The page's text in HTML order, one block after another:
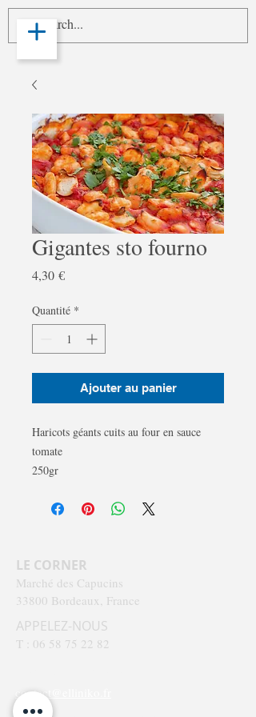
Gigantes sto fourno
4,30 €Prix
Quantité *
Ajouter au panier
Haricots géants cuits au four en sauce
tomate
250gr
LE CORNER
Marché des Capucins
33800 Bordeaux, France
APPELEZ-NOUS
T : 06 58 75 22 82
contact@elliniko.fr